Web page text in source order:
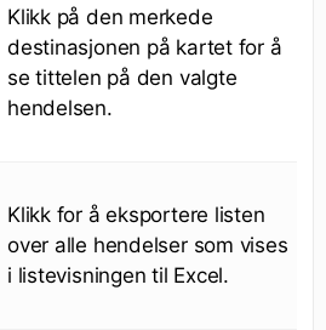
Klikk på den merkede
destinasjonen på kartet for å
se tittelen på den valgte
hendelsen.
Klikk for å eksportere listen
over alle hendelser som vises
i listevisningen til Excel.